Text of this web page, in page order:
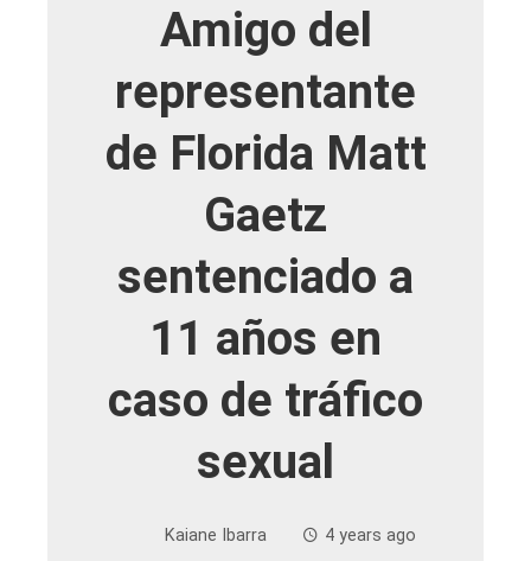
Amigo del
representante
de Florida Matt
Gaetz
sentenciado a
11 años en
caso de tráfico
sexual
Kaiane Ibarra 4 years ago